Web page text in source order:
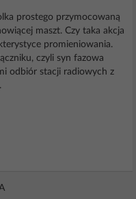
prostego przymocowaną
maszt. Czy taka akcja
promieniowania.
czyli syn fazowa
odbiór stacji radiowych z